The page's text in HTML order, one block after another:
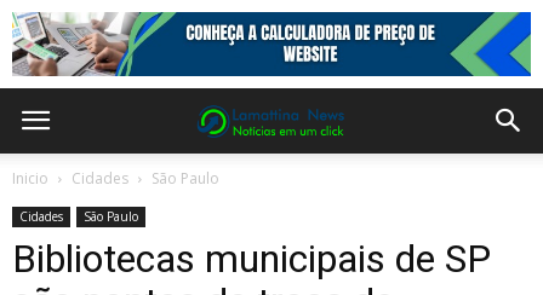
Inicio Cidades São Paulo
Cidades São Paulo
Bibliotecas municipais de SP